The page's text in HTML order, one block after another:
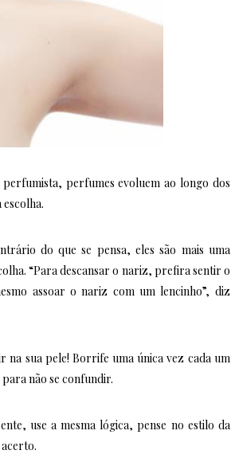
perfumes evoluem ao longo dos
do que se pensa, eles são mais uma
“Para descansar o nariz, prefira sentir o
assoar o nariz com um lencinho”, diz
sua pele! Borrife uma única vez cada um
não se confundir.
use a mesma lógica, pense no estilo da
acerto.